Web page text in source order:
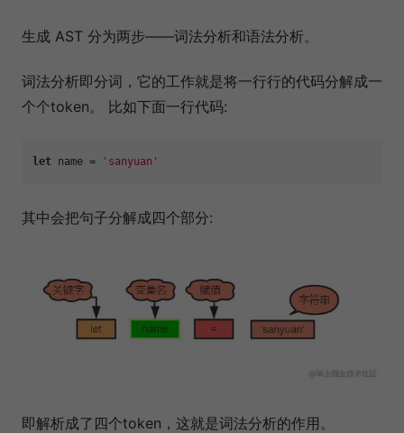
生成 AST 分为两步——词法分析和语法分析。
词法分析即分词，它的工作就是将一行行的代码分解成一
个个token。 比如下面一行代码:
let name = 'sanyuan'
其中会把句子分解成四个部分:
即解析成了四个token，这就是词法分析的作用。